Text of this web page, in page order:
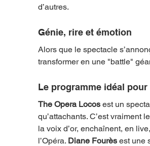
d’autres.
Génie, rire et émotion
Alors que le spectacle
transformer en une "battle"
Le programme idéal
The Opera Locos est un
qu’attachants. C’est
la voix d’or, enchaînent, en
l’Opéra. Diane Fourès est une